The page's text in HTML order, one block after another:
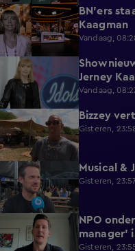
3:44
BN'ers
Kaagman
Vandaag,
5:12
Jerney
Vandaag,
1:14 Bizzey
Gisteren,
1:11 Musical &
Gisteren,
NPO
manager'
Gisteren,